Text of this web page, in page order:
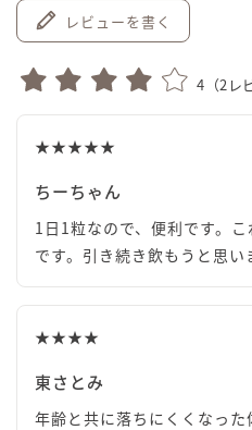
レビューを書く
4 （2 レ
★★★★★
ちーちゃん
1日1粒なので、便利です。
です。引き続き飲もうと思い
★★★★
東さとみ
年齢と共に落ちにくくなっ